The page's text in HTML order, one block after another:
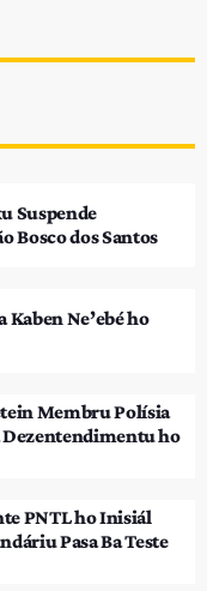
Suspende
Bosco dos Santos
Ne’ebé ho
Membru Polísia
Dezentendimentu ho
PNTL ho Inisiál
Pasa Ba Teste